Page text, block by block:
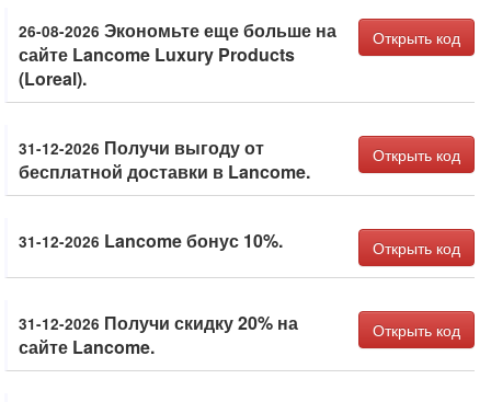
26-08-2026 Экономьте еще больше на
сайте Lancome Luxury Products
(Loreal).
Открыть код
31-12-2026 Получи выгоду от
бесплатной доставки в Lancome.
Открыть код
31-12-2026 Lancome бонус 10%. Открыть код
31-12-2026 Получи скидку 20% на
сайте Lancome.
Открыть код